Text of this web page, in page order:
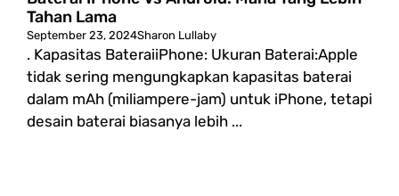
Tahan Lama
September 23, 2024Sharon Lullaby
. Kapasitas BateraiiPhone: Ukuran Baterai:Apple
tidak sering mengungkapkan kapasitas baterai
dalam mAh (miliampere-jam) untuk iPhone, tetapi
desain baterai biasanya lebih ...